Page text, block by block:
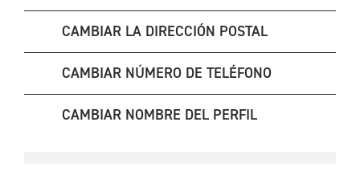
CAMBIAR LA DIRECCIÓN POSTAL
CAMBIAR NÚMERO DE TELÉFONO
CAMBIAR NOMBRE DEL PERFIL